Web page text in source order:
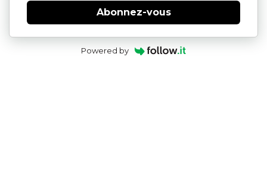
Abonnez-vous
Powered by